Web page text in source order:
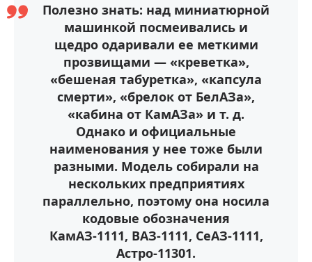
Полезно знать: над миниатюрной
машинкой посмеивались и
щедро одаривали ее меткими
прозвищами — «креветка»,
«бешеная табуретка», «капсула
смерти», «брелок от БелАЗа»,
«кабина от КамАЗа» и т. д.
Однако и официальные
наименования у нее тоже были
разными. Модель собирали на
нескольких предприятиях
параллельно, поэтому она носила
кодовые обозначения
КамАЗ-1111, ВАЗ-1111, СеАЗ-1111,
Астро-11301.